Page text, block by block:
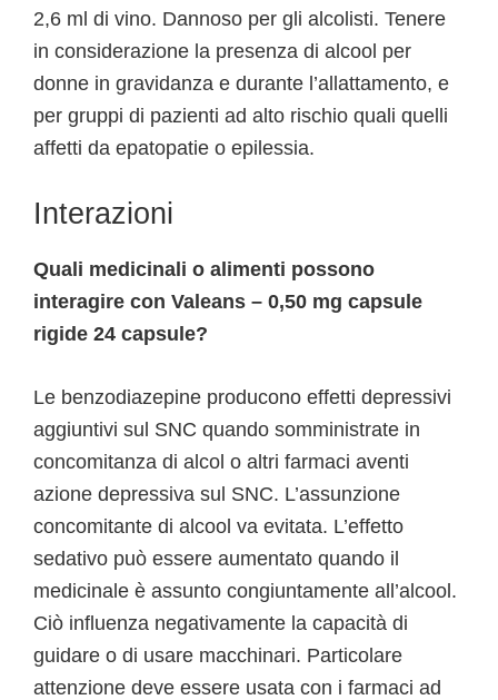
2,6 ml di vino. Dannoso per gli alcolisti. Tenere
in considerazione la presenza di alcool per
donne in gravidanza e durante l’allattamento, e
per gruppi di pazienti ad alto rischio quali quelli
affetti da epatopatie o epilessia.
Interazioni
Quali medicinali o alimenti possono
interagire con Valeans – 0,50 mg capsule
rigide 24 capsule?
Le benzodiazepine producono effetti depressivi
aggiuntivi sul SNC quando somministrate in
concomitanza di alcol o altri farmaci aventi
azione depressiva sul SNC. L’assunzione
concomitante di alcool va evitata. L’effetto
sedativo può essere aumentato quando il
medicinale è assunto congiuntamente all’alcool.
Ciò influenza negativamente la capacità di
guidare o di usare macchinari. Particolare
attenzione deve essere usata con i farmaci ad